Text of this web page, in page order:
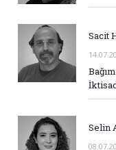
Sacit
Selin